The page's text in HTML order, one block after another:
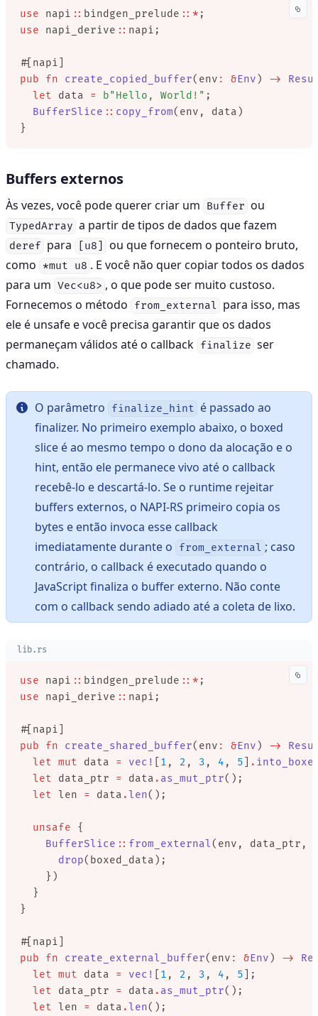
use napi :: bindgen_prelude ::* ;
use napi_derive :: napi;
#[napi]
pub fn create_copied_buffer(env : &Env ) ->
  let
data = b"Hello, World!" ;
  BufferSlice
:: copy_from(env, data)
}
Buffers externos
Às vezes, você pode querer criar um Buffer ou
TypedArray a partir de tipos de dados que fazem
deref para [u8]
ou que fornecem o ponteiro bruto,
como
*mut u8 . E você não quer copiar todos os dados
para um Vec<u8> , o que pode ser muito custoso.
Fornecemos o método
from_external para isso, mas
ele é unsafe e você precisa garantir que os dados
permaneçam válidos até o callback finalize ser
chamado.
O parâmetro finalize_hint é passado ao
finalizer. No primeiro exemplo abaixo, o boxed
slice é ao mesmo tempo o dono da alocação e o
hint, então ele permanece vivo até o callback
recebê-lo e descartá-lo. Se o runtime rejeitar
buffers externos, o NAPI-RS primeiro copia os
bytes e então invoca esse callback
imediatamente durante o
from_external ; caso
contrário, o callback é executado quando o
JavaScript finaliza o buffer externo. Não conte
com o callback sendo adiado até a coleta de lixo.
lib.rs
use napi :: bindgen_prelude ::* ;
use napi_derive :: napi;
#[napi]
pub fn create_shared_buffer(env : &Env ) ->
  let
mut data = vec! 1 , 2 , 3 , 4 , 5 .
  let
data_ptr = data . as_mut_ptr();
  let
len = data .len();
  unsafe
{
    BufferSlice
:: from_external(env, data_ptr,
      drop
(boxed_data);
    })
  }
}
#[napi]
pub fn create_external_buffer(env : &Env ) ->
  let
mut data = vec! 1 , 2 , 3 , 4 , 5 ];
  let
data_ptr = data . as_mut_ptr();
  let
len = data .len();